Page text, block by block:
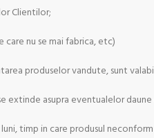
Clientilor;
care nu se mai fabrica, etc)
produselor vandute, sunt
extinde asupra eventualelor
timp in care produsul